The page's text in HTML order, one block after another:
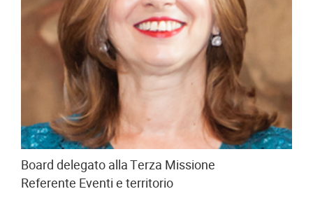
Board delegato alla Terza Missione
Referente Eventi e territorio